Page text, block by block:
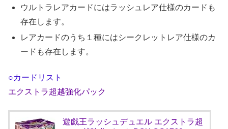
ウルトラレアカードにはラッシュレア仕様のカードも
存在します。
レアカードのうち１種にはシークレットレア仕様のカ
ードも存在します。
○カードリスト
エクストラ超越強化パック
遊戯王ラッシュデュエル エクストラ超